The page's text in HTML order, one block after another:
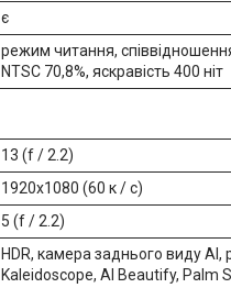
є
режим читання,
NTSC 70,8%, яскравість 400 ніт
13 (f / 2.2)
1920x1080 (60 к / с)
5 (f / 2.2)
HDR, камера заднього виду AI,
Kaleidoscope, AI Beautify, Palm